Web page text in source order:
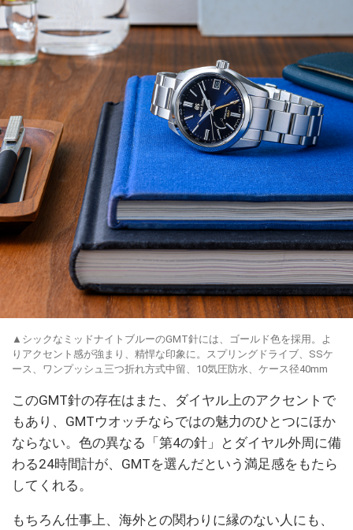
▲シックなミッドナイトブルーのGMT針には、ゴールド色を採用。よ
りアクセント感が強まり、精悍な印象に。スプリングドライブ、SSケ
ース、ワンプッシュ三つ折れ方式中留、10気圧防水、ケース径40mm
このGMT針の存在はまた、ダイヤル上のアクセントで
もあり、GMTウオッチならではの魅力のひとつにほか
ならない。色の異なる「第4の針」とダイヤル外周に備
わる24時間計が、GMTを選んだという満足感をもたら
してくれる。
もちろん仕事上、海外との関わりに縁のない人にも、